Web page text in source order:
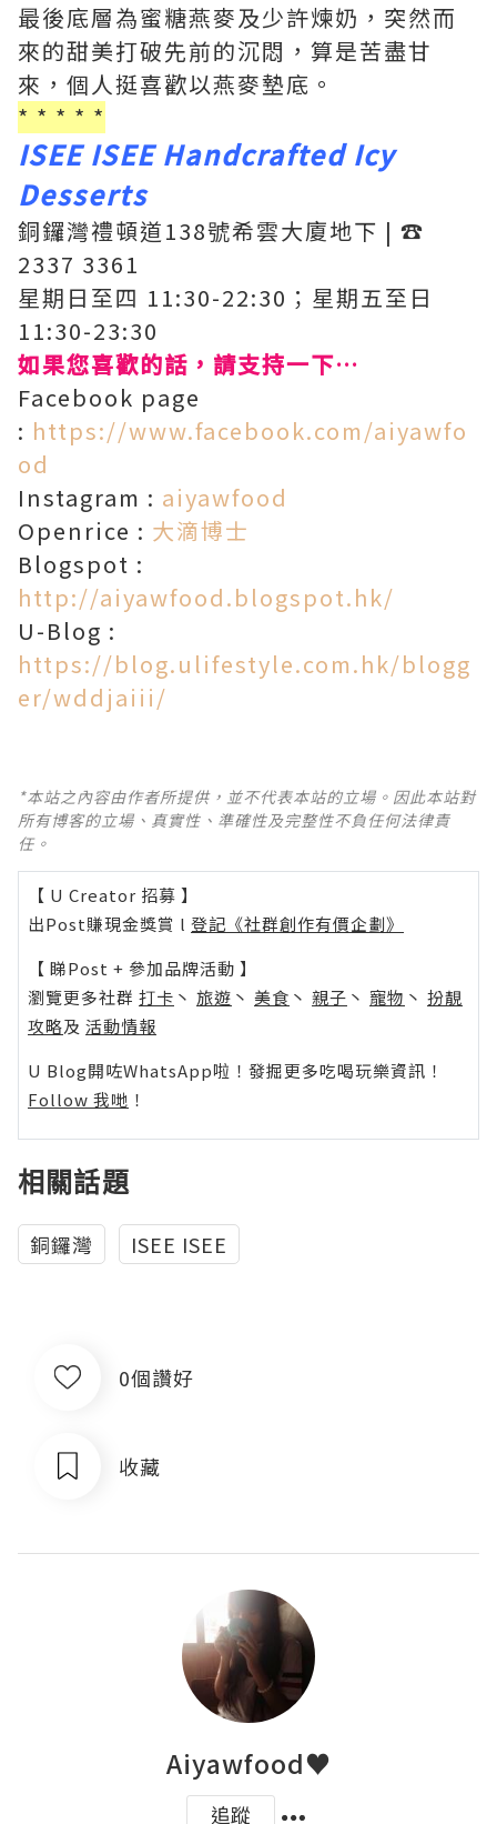
最後底層為蜜糖燕麥及少許煉奶，突然而
來的甜美打破先前的沉悶，算是苦盡甘
來，個人挺喜歡以燕麥墊底。
* * * * *
ISEE ISEE Handcrafted Icy
Desserts
銅鑼灣禮頓道138號希雲大廈地下 | ☎️
2337 3361
星期日至四 11:30-22:30；星期五至日
11:30-23:30
如果您喜歡的話，請支持一下…
Facebook page
: https://www.facebook.com/aiyawfo
od
Instagram : aiyawfood
Openrice : 大滴博士
Blogspot :
http://aiyawfood.blogspot.hk/
U-Blog :
https://blog.ulifestyle.com.hk/blogg
er/wddjaiii/
*本站之內容由作者所提供，並不代表本站的立場。因此本站對
所有博客的立場、真實性、準確性及完整性不負任何法律責
任。
【 U Creator 招募 】
出Post賺現金獎賞 l 登記《社群創作有價企劃》
【 睇Post + 參加品牌活動 】
瀏覽更多社群 打卡 丶 旅遊 丶 美食 丶 親子 丶 寵物 丶 扮靚
攻略及 活動情報
U Blog開咗WhatsApp啦！發掘更多吃喝玩樂資訊！
Follow 我哋 ！
相關話題
銅鑼灣 ISEE ISEE
0個讚好
收藏
Aiyawfood♥
追蹤